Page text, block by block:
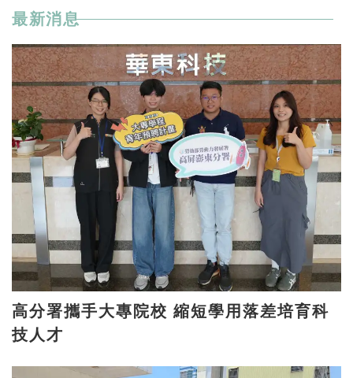
最新消息
高分署攜手大專院校 縮短學用落差培育科
技人才